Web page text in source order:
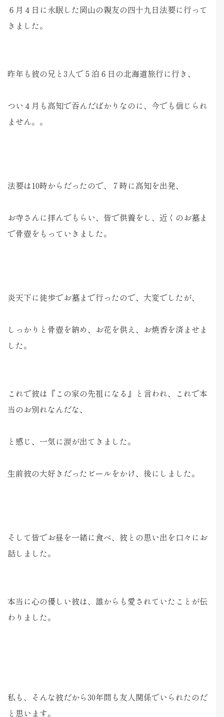
６月４日に永眠した岡山の親友の四十九日法要に行って
きました。
昨年も彼の兄と3人で５泊６日の北海道旅行に行き、
つい４月も高知で吞んだばかりなのに、今でも信じられ
ません。。
法要は10時からだったので、７時に高知を出発、
お寺さんに拝んでもらい、皆で供養をし、近くのお墓ま
で骨壺をもっていきました。
炎天下に徒歩でお墓まで行ったので、大変でしたが、
しっかりと骨壺を納め、お花を供え、お焼香を済ませま
した。
これで彼は『この家の先祖になる』と言われ、これで本
当のお別れなんだな、
と感じ、一気に涙が出てきました。
生前彼の大好きだったビールをかけ、後にしました。
そして皆でお昼を一緒に食べ、彼との思い出を口々にお
話しました。
本当に心の優しい彼は、誰からも愛されていたことが伝
わりました。
私も、そんな彼だから30年間も友人関係でいられたのだ
と思います。